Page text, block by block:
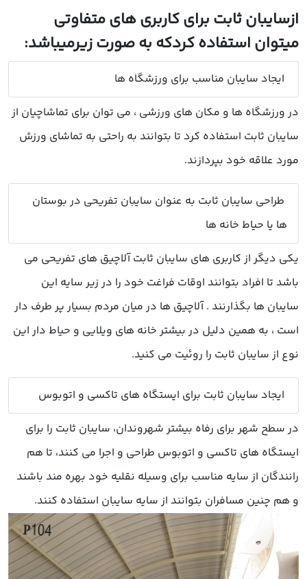
ازسایبان ثابت برای کاربری های متفاوتی
میتوان استفاده کردکه به صورت زیرمیباشد:
ایجاد سایبان مناسب برای ورزشگاه ها
در ورزشگاه ها و مکان های ورزشی ، می توان برای تماشاچیان از
سایبان ثابت استفاده کرد تا بتوانند به راحتی به تماشای ورزش
مورد علاقه خود بپردازند.
طراحی سایبان ثابت به عنوان سایبان تفریحی در بوستان
ها یا حیاط خانه ها
یکی دیگر از کاربری های سایبان ثابت آلاچیق های تفریحی می
باشد تا افراد بتوانند اوقات فراغت خود را در زیر سایه این
سایبان ها بگذارنند . آلاچیق ها در میان مردم بسیار پر طرف دار
است ، به همین دلیل در بیشتر خانه های ویلایی و حیاط دار این
نوع از سایبان ثابت را روئیت می کنید.
ایجاد سایبان ثابت برای ایستگاه های تاکسی و اتوبوس
در سطح شهر برای رفاه بیشتر شهروندان، سایبان ثابت را برای
ایستگاه های تاکسی و اتوبوس طراحی و اجرا می کنند، تا هم
رانندگان از سایه مناسب برای وسیله نقلیه خود بهره مند باشند
و هم چنین مسافران بتوانند از سایه سایبان استفاده کنند.